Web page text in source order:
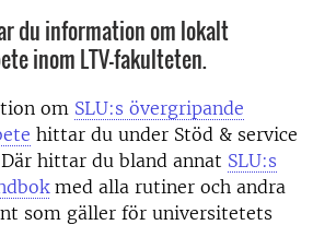
du information om lokalt
inom LTV-fakulteten.
om SLU:s övergripande
hittar du under Stöd & service
hittar du bland annat SLU:s
med alla rutiner och andra
som gäller för universitetets